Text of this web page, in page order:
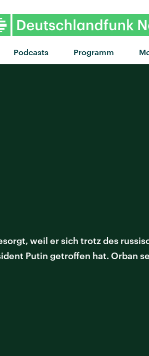
Podcasts Programm
"My
weil er sich trotz des
Putin getroffen hat. Orban